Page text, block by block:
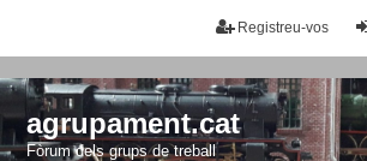
Registreu-vos
agrupament.cat
Fòrum dels grups de treball